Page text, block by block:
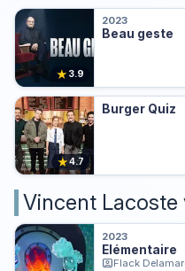
★ 3.9
2023
Beau geste
★4.7
Burger Quiz
Vincent
2023
Elémentaire
Flack